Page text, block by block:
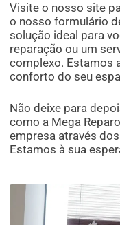
Visite o nosso site
o nosso formulário
solução ideal para
reparação ou um
complexo. Estamos
conforto do seu
Não deixe para
como a Mega
empresa através
Estamos à sua